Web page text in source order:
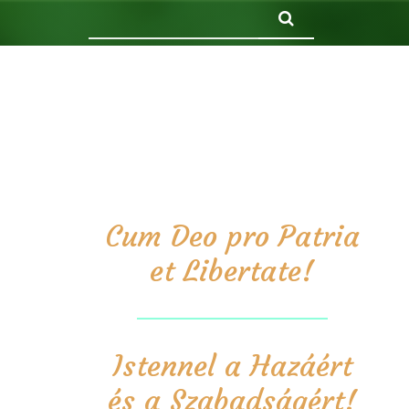
Cum Deo pro Patria
et Libertate!
Istennel a Hazáért
és a Szabadságért!